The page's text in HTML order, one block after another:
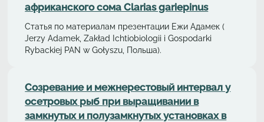
африканского сома Clarias gariepinus
Статья по материалам презентации Ежи Адамек (
Jerzy Adamek, Zakład Ichtiobiologii i Gospodarki
Rybackiej PAN w Gołyszu, Польша).
Cозревание и межнерестовый интервал у
осетровых рыб при выращивании в
замкнутых и полузамкнутых установках в